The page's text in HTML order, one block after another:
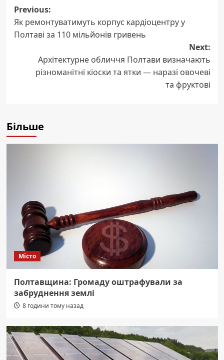
Post
navigation
Previous:
Як ремонтуватимуть корпус кардіоцентру у
Полтаві за 110 мільйонів гривень
Next:
Архітектурне обличчя Полтави визначають
різноманітні кіоски та ятки — наразі овочеві
та фруктові
Більше
Місто
Полтавщина: Громаду оштрафували за
забруднення землі
8 години тому назад